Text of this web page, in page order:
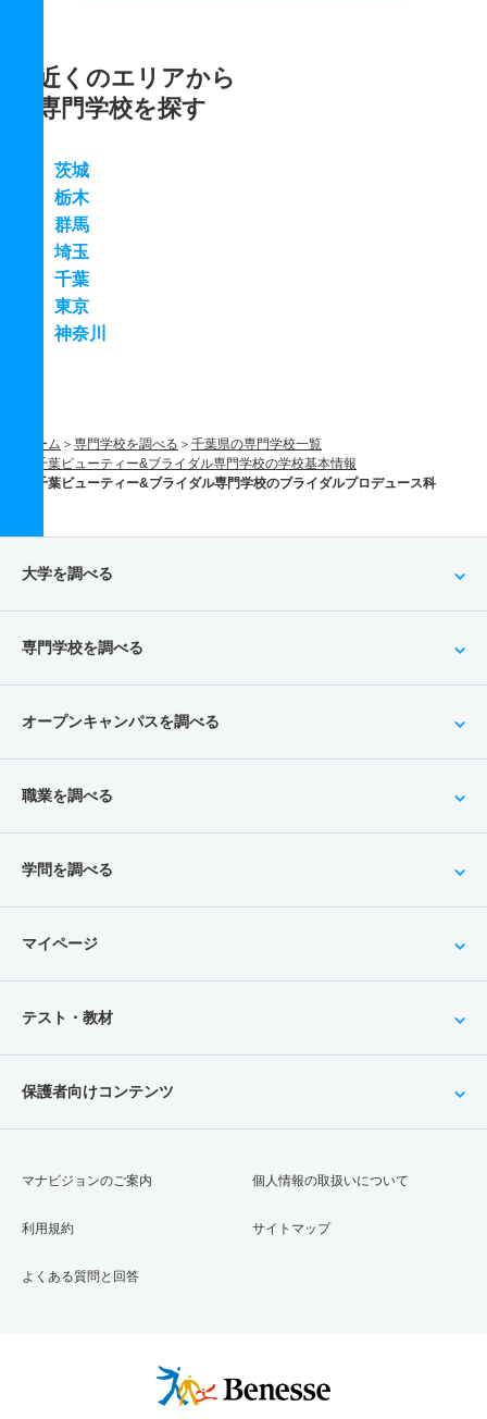
近くのエリアから
専門学校を探す
茨城
栃木
群馬
埼玉
千葉
東京
神奈川
ホーム 専門学校を調べる
千葉県の専門学校一覧
千葉ビューティー&ブライダル専門学校の学校基本情報
千葉ビューティー&ブライダル専門学校のブライダルプロデュース科
大学を調べる
専門学校を調べる
オープンキャンパスを調べる
職業を調べる
学問を調べる
マイページ
テスト・教材
保護者向けコンテンツ
マナビジョンのご案内
利用規約
よくある質問と回答
個人情報の取扱いについて
サイトマップ